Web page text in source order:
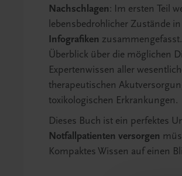
Nachschlagen: Im ersten Teil
lebensbedrohlicher Zustände
Infografiken
Überblick über die möglichen
Expertenwissen aller
therapeutischen
toxikologischen Erkrankungen.
Dieses Buch ist ein perfektes
Notfallpatienten versorgen
Kompaktes Wissen auf einen